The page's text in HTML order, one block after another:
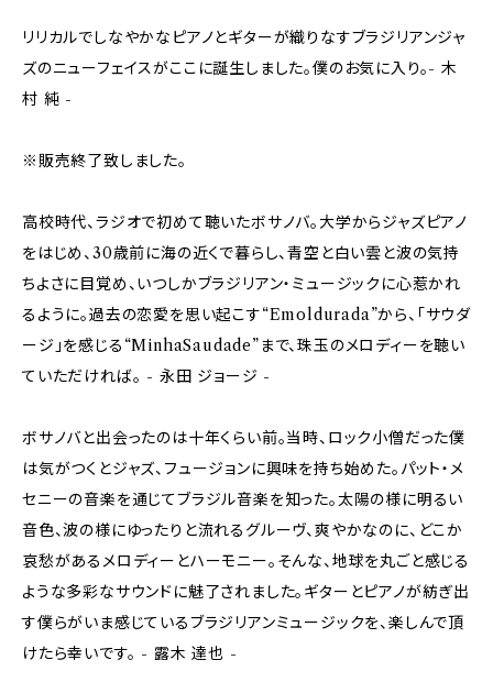
リリカルでしなやかなピアノとギターが織りなすブラジリアンジャ
ズのニューフェイスがここに誕生しました。僕のお気に入り。- 木
村 純 -
※販売終了致しました。
高校時代、ラジオで初めて聴いたボサノバ。大学からジャズピアノ
をはじめ、30歳前に海の近くで暮らし、青空と白い雲と波の気持
ちよさに目覚め、いつしかブラジリアン・ミュージックに心惹かれ
るように。過去の恋愛を思い起こす“Emoldurada”から、「サウダ
ージ」を感じる“MinhaSaudade”まで、珠玉のメロディーを聴い
ていただければ。 - 永田 ジョージ -
ボサノバと出会ったのは十年くらい前。当時、ロック小僧だった僕
は気がつくとジャズ、フュージョンに興味を持ち始めた。パット・メ
セニーの音楽を通じてブラジル音楽を知った。太陽の様に明るい
音色、波の様にゆったりと流れるグルーヴ、爽やかなのに、どこか
哀愁があるメロディーとハーモニー。そんな、地球を丸ごと感じる
ような多彩なサウンドに魅了されました。ギターとピアノが紡ぎ出
す僕らがいま感じているブラジリアンミュージックを、楽しんで頂
けたら幸いです。 - 露木 達也 -